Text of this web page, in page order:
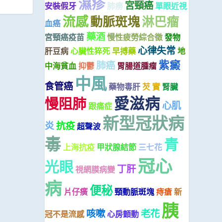
安裝假牙 濕疹 肺癆 宮頸癌 單眼近視
血癌 流感動脈斑塊淋巴瘤
宮頸癌疫苗藥酒慢性疲勞綜合徵發物
肝豆病心臟性猝死早搏藥心律失常地
中海貧血抑鬱肺癌 胃腸道腫瘤 紫癜
食管癌 中風 藥物毒肝 芡 實 腎臟
慢阻肺跟痛症 愛滋病心肌
炎抗疫超聲波 新型冠狀病
毒上海抗疫 甲狀腺結節 三七花 青
光眼視網膜病變 丁肝冠心
病 片仔癀 便秘頸動脈斑塊痔瘡新
冠不是流感 咳嗽心房顫動老花胰